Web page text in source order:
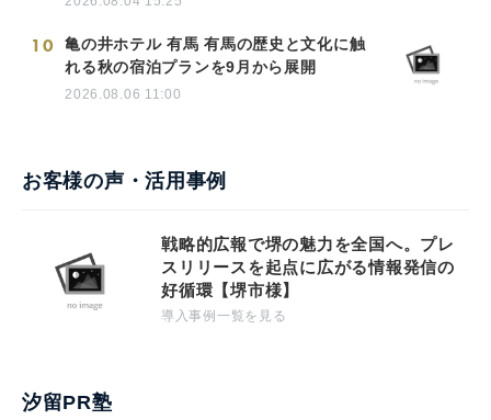
10
亀の井ホテル 有馬 有馬の歴史と文化に触
れる秋の宿泊プランを9月から展開
2026.08.06 11:00
お客様の声・活用事例
戦略的広報で堺の魅力を全国へ。プレ
スリリースを起点に広がる情報発信の
好循環【堺市様】
導入事例一覧を見る
汐留PR塾